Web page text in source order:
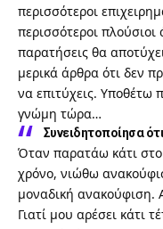
περισσότεροι
περισσότεροι
παρατήσεις θα
μερικά άρθρα ότι δεν
να επιτύχεις. Υποθέτω
γνώμη τώρα…
Συνειδητοποίησα
Όταν παρατάω κάτι στο
χρόνο, νιώθω
μοναδική ανακούφιση.
Γιατί μου αρέσει κάτι